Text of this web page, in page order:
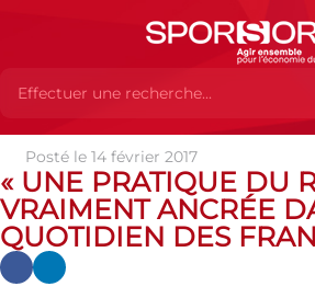
Actualités Actualités
pratique du running vraiment ancrée dans
Français »
Posté le 14 février 2017
« UNE PRATIQUE DU
VRAIMENT ANCRÉE
QUOTIDIEN DES